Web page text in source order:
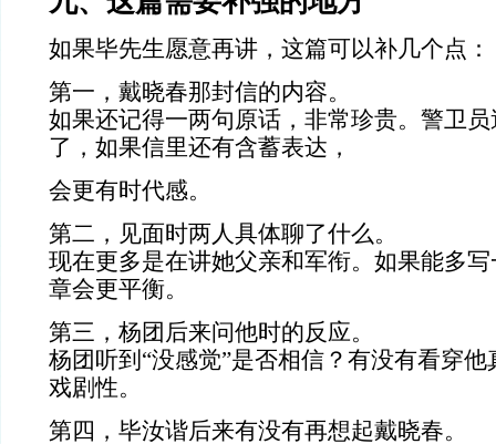
如果毕先生愿意再讲，这篇可以补几个点：
第一，戴晓春那封信的内容。
如果还记得一两句原话，非常珍贵。警卫
了，如果信里还有含蓄表达，
会更有时代感。
第二，见面时两人具体聊了什么。
现在更多是在讲她父亲和军衔。如果能多
章会更平衡。
第三，杨团后来问他时的反应。
杨团听到“没感觉”是否相信？有没有看穿
戏剧性。
第四，毕汝谐后来有没有再想起戴晓春。